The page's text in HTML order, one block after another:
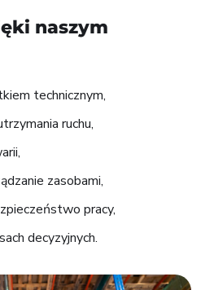
naszym
technicznym,
ruchu,
zasobami,
pracy,
decyzyjnych.